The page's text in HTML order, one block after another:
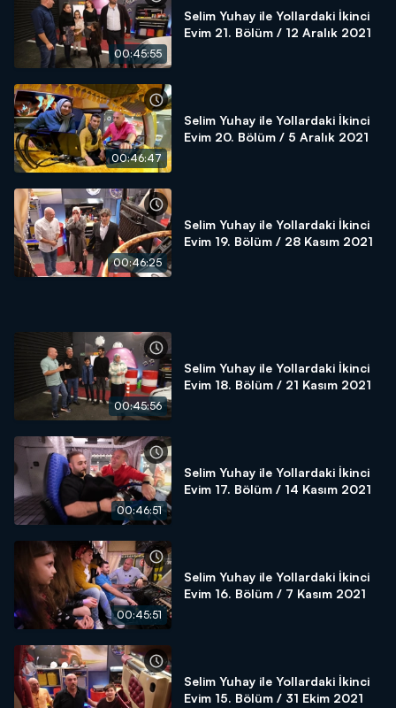
00:45:55
Selim Yuhay ile Yollardaki İkinci
Evim 21. Bölüm / 12 Aralık 2021
00:46:47
Selim Yuhay ile Yollardaki İkinci
Evim 20. Bölüm / 5 Aralık 2021
00:46:25
Selim Yuhay ile Yollardaki İkinci
Evim 19. Bölüm / 28 Kasım 2021
00:45:56
Selim Yuhay ile Yollardaki İkinci
Evim 18. Bölüm / 21 Kasım 2021
00:46:51
Selim Yuhay ile Yollardaki İkinci
Evim 17. Bölüm / 14 Kasım 2021
00:45:51
Selim Yuhay ile Yollardaki İkinci
Evim 16. Bölüm / 7 Kasım 2021
Selim Yuhay ile Yollardaki İkinci
Evim 15. Bölüm / 31 Ekim 2021